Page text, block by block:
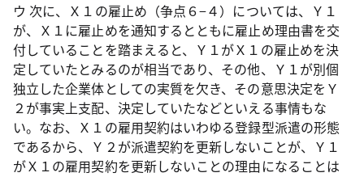
ウ 次に、Ｘ１の雇止め（争点６−４）については、Ｙ１
が、Ｘ１に雇止めを通知するとともに雇止め理由書を交
付していることを踏まえると、Ｙ１がＸ１の雇止めを決
定していたとみるのが相当であり、その他、Ｙ１が別個
独立した企業体としての実質を欠き、その意思決定をＹ
２が事実上支配、決定していたなどといえる事情もな
い。なお、Ｘ１の雇用契約はいわゆる登録型派遣の形態
であるから、Ｙ２が派遣契約を更新しないことが、Ｙ１
がＸ１の雇用契約を更新しないことの理由になることは